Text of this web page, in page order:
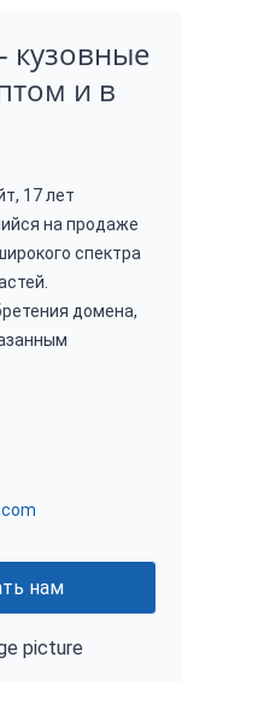
кузовные
и в
17 лет
на продаже
спектра
нам